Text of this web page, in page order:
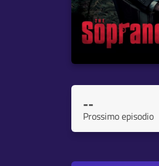
--
Prossimo episodio